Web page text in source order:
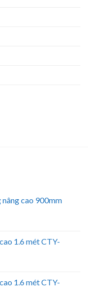
cao 900mm
1.6 mét CTY-
1.6 mét CTY-